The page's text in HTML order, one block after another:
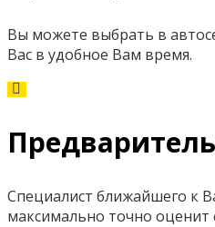
Вы можете выбрать в
Вас в удобное Вам время.
Специалист ближайшего к
максимально точно оценит